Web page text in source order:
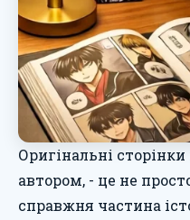
Оригінальні
автором, - це не
справжня частина